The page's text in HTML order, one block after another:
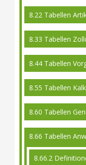
8.22 Tabellen
8.33 Tabellen
8.44 Tabellen
8.55 Tabellen
8.60 Tabellen
8.66 Tabellen
8.66.2